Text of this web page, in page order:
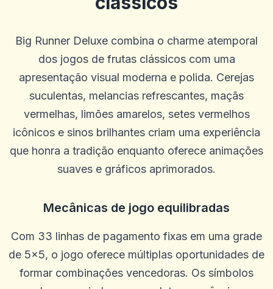
Big Runner Deluxe combina o charme atemporal
dos jogos de frutas clássicos com uma
apresentação visual moderna e polida. Cerejas
suculentas, melancias refrescantes, maçãs
vermelhas, limões amarelos, setes vermelhos
icônicos e sinos brilhantes criam uma experiência
que honra a tradição enquanto oferece animações
suaves e gráficos aprimorados.
Mecânicas de jogo equilibradas
Com 33 linhas de pagamento fixas em uma grade
de 5x5, o jogo oferece múltiplas oportunidades de
formar combinações vencedoras. Os símbolos